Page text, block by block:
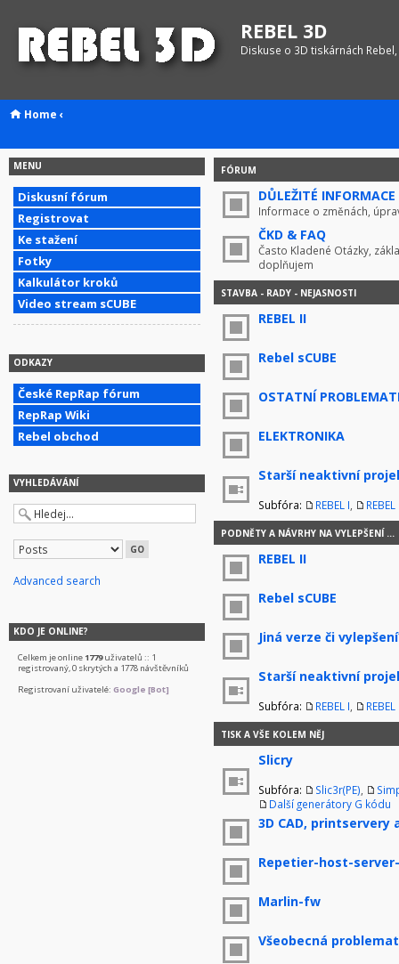
REBEL 3D
Diskuse o 3D tiskárnách
Home ‹
MENU
Diskusní fórum
Registrovat
Ke stažení
Fotky
Kalkulátor kroků
Video stream sCUBE
ODKAZY
České RepRap fórum
RepRap Wiki
Rebel obchod
VYHLEDÁVÁNÍ
Advanced search
KDO JE ONLINE?
Celkem je online 1779uživatelů :: 1
registrovaný, 0 skrytých a 1778 návštěvníků
Registrovaní uživatelé: Google [Bot]
FÓRUM
DŮLEŽITÉ INFORMACE
Informace o změnách,
ČKD & FAQ
Často Kladené Otázky,
doplňujem
STAVBA - RADY - NEJASNOSTI
REBEL II
Rebel sCUBE
OSTATNÍ
ELEKTRONIKA
Starší neaktivní
Subfóra: REBEL I REBEL
PODNĚTY A NÁVRHY NA VYLEPŠENÍ ...
REBEL II
Rebel sCUBE
Jiná verze či
Starší neaktivní
Subfóra: REBEL I REBEL
TISK A VŠE KOLEM NĚJ
Slicry
Subfóra: Slic3r(PE)
Další generátory G kódu
3D CAD, printservery
Repetier-host-
Marlin-fw
Všeobecná